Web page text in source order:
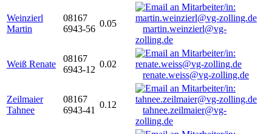
Weinzierl
Martin
08167
6943-56
0.05
martin.weinzierl@vg-
zolling.de
Weiß Renate
08167
6943-12
0.02
renate.weiss@vg-zolling.de
Zeilmaier
Tahnee
08167
6943-41
0.12
tahnee.zeilmaier@vg-
zolling.de